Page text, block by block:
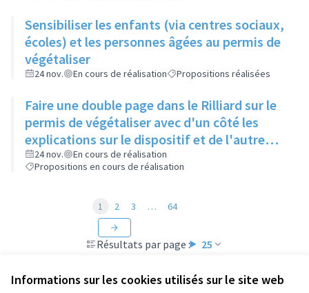
Informations sur les cookies utilisés sur le site web
Sensibiliser les enfants (via centres sociaux,
écoles) et les personnes âgées au permis de
végétaliser
24 nov. En cours de réalisation Propositions réalisées
Faire une double page dans le Rilliard sur le
permis de végétaliser avec d'un côté les
explications sur le dispositif et de l'autre
côté des exemples concrets de lieux à
investir
24 nov.
En cours de réalisation
Propositions en cours de réalisation
Résultats par page : 25
1 2 3 … 64